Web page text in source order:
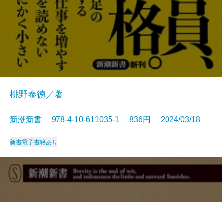
桃野泰徳／著
新潮新書 978-4-10-611035-1 836円 2024/03/18
新書電子書籍あり